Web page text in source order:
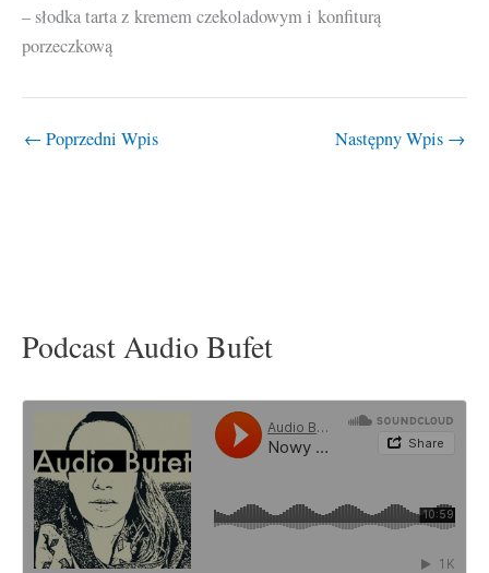
– słodka tarta z kremem czekoladowym i konfiturą
porzeczkową
← Poprzedni Wpis Następny Wpis →
Podcast Audio Bufet